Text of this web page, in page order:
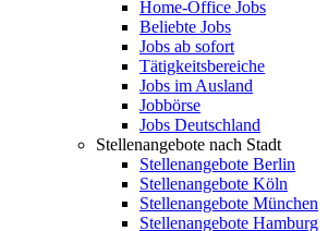
Home-Office Jobs
Beliebte Jobs
Jobs ab sofort
Tätigkeitsbereiche
Jobs im Ausland
Jobbörse
Jobs Deutschland
Stellenangebote nach Stadt
Stellenangebote Berlin
Stellenangebote Köln
Stellenangebote München
Stellenangebote Hamburg